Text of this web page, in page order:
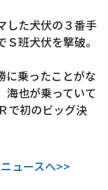
した犬伏の３番手
班犬伏を撃破。
に乗ったことがな
海也が乗っていて
で初のビッグ決
ュースへ>>